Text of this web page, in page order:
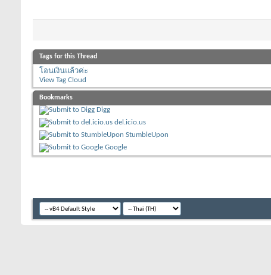
Tags for this Thread
โอนเงินแล้วค่ะ
View Tag Cloud
Bookmarks
Digg
del.icio.us
StumbleUpon
Google